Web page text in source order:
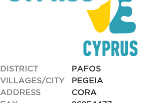
DISTRICT
PAFOS
VILLAGES/CITY
PEGEIA
ADDRESS
CORA